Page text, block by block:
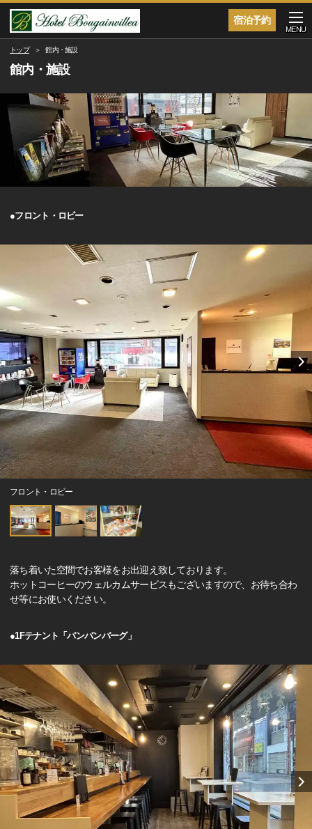
宿泊予約
MENU
トップ 館内・施設
館内・施設
●フロント・ロビー
フロント・ロビー
落ち着いた空間でお客様をお出迎え致しております。
ホットコーヒーのウェルカムサービスもございますので、お待ち合わ
せ等にお使いください。
●1Fテナント「バンバンバーグ」